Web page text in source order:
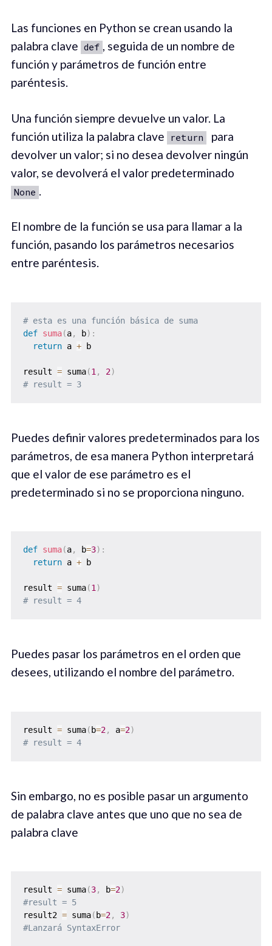
Las funciones en Python se crean usando la
palabra clave def , seguida de un nombre de
función y parámetros de función entre
paréntesis.
Una función siempre devuelve un valor. La
función utiliza la palabra clave return para
devolver un valor; si no desea devolver ningún
valor, se devolverá el valor predeterminado
None .
El nombre de la función se usa para llamar a la
función, pasando los parámetros necesarios
entre paréntesis.
# esta es una función básica de suma
def suma(a, b) :
return a + b
result = suma(1 , 2)
# result = 3
Puedes definir valores predeterminados para los
parámetros, de esa manera Python interpretará
que el valor de ese parámetro es el
predeterminado si no se proporciona ninguno.
def suma(a, b=3) :
return a + b
result = suma(1 )
# result = 4
Puedes pasar los parámetros en el orden que
desees, utilizando el nombre del parámetro.
result = suma(b=2, a=2)
# result = 4
Sin embargo, no es posible pasar un argumento
de palabra clave antes que uno que no sea de
palabra clave
result = suma(3, b=2)
#result = 5
result2 = suma( b=2, 3)
#Lanzará SyntaxError